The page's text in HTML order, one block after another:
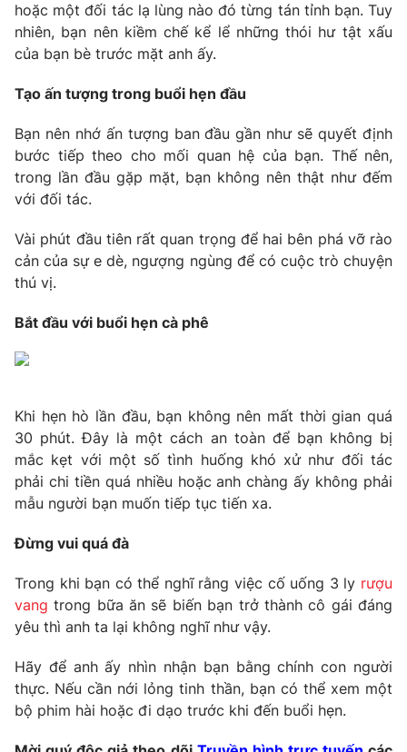
Video Shorts video
VTV Sức khoẻ Bất động sản
Thị trường 24h Tấm lòng Việt
VTV4 Vươn mình bằng AI
VTV9
THỜI BÁO VTV
Đài Truyền hình Việt Nam
Cơ quan báo chí:
Thời báo VTV
Giấy phép hoạt động báo in và báo điện tử số 483/GP-BTTTT
Tổng Biên tập: Vũ Thanh Thủy
Phó Tổng Biên tập:Nguyễn Thị Mỹ Hạnh, Phạm Quốc Thắng,
Nguyễn Trọng Ninh
hoặc một đối tác lạ lùng nào đó từng tán tỉnh bạn. Tuy
nhiên, bạn nên kiềm chế kể lể những thói hư tật xấu
của bạn bè trước mặt anh ấy.
Tạo ấn tượng trong buổi hẹn đầu
Bạn nên nhớ ấn tượng ban đầu gần như sẽ quyết định
bước tiếp theo cho mối quan hệ của bạn. Thế nên,
trong lần đầu gặp mặt, bạn không nên thật như đếm
với đối tác.
Vài phút đầu tiên rất quan trọng để hai bên phá vỡ rào
cản của sự e dè, ngượng ngùng để có cuộc trò chuyện
thú vị.
Bắt đầu với buổi hẹn cà phê
Khi hẹn hò lần đầu, bạn không nên mất thời gian quá
30 phút. Đây là một cách an toàn để bạn không bị
mắc kẹt với một số tình huống khó xử như đối tác
phải chi tiền quá nhiều hoặc anh chàng ấy không phải
mẫu người bạn muốn tiếp tục tiến xa.
Đừng vui quá đà
Trong khi bạn có thể nghĩ rằng việc cố uống 3 ly rượu
vang trong bữa ăn sẽ biến bạn trở thành cô gái đáng
yêu thì anh ta lại không nghĩ như vậy.
Hãy để anh ấy nhìn nhận bạn bằng chính con người
thực. Nếu cần nới lỏng tinh thần, bạn có thể xem một
bộ phim hài hoặc đi dạo trước khi đến buổi hẹn.